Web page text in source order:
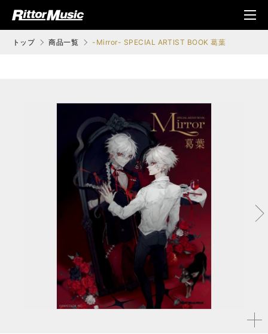
ジック (Rittor Musi
メニ
ュ
トップ 商品一覧 -Mirror- SPECIAL ARTIST BOOK 葛葉
拡大す